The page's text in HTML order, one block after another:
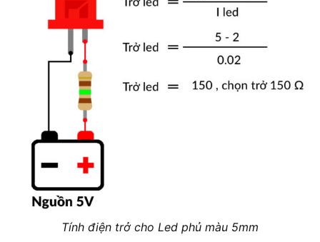
Tính điện trở cho Led phủ màu 5mm